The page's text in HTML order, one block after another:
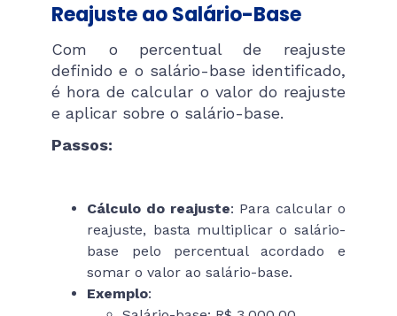
Reajuste ao Salário-Base
Com o percentual de reajuste
definido e o salário-base identificado,
é hora de calcular o valor do reajuste
e aplicar sobre o salário-base.
Passos:
Cálculo do reajuste: Para calcular o
reajuste, basta multiplicar o salário-
base pelo percentual acordado e
somar o valor ao salário-base.
Exemplo: